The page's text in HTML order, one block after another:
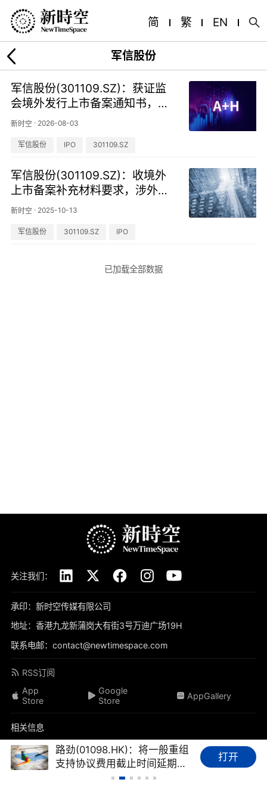
简 繁 EN
军信股份
军信股份(301109.SZ)：获证监
会境外发行上市备案通知书，拟
发行不超2.21亿股H股
新时空 · 2026-08-03
军信股份 IPO 301109.SZ
军信股份(301109.SZ)：收境外
上市备案补充材料要求，涉外资
准入与发行规模等四事项
新时空 · 2025-10-13
军信股份 301109.SZ IPO
已加载全部数据
关注我们：
承印：新时空传媒有限公司
地址：香港九龙新蒲岗大有街3号万迪广场19H
联系电邮：contact@newtimespace.com
RSS订阅
App
Store
Google
Store
AppGallery
相关信息
关于我们
免责声明 隐私政策 联系我们
加入我们
品牌素材
我要投稿 标签库 友情链接 财经FAQ
路劲(01098.HK)：将一般重组
支持协议费用截止时间延期至
8月21日，预计逾75%票据持
打开